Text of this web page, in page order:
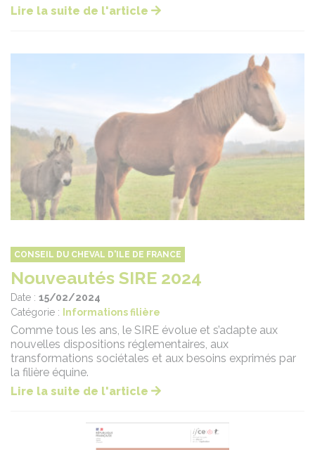
Lire la suite de l'article
CONSEIL DU CHEVAL D'ILE DE FRANCE
Nouveautés SIRE 2024
Date : 15/02/2024
Catégorie :
Informations filière
Comme tous les ans, le SIRE évolue et s’adapte aux
nouvelles dispositions réglementaires, aux
transformations sociétales et aux besoins exprimés par
la filière équine.
Lire la suite de l'article